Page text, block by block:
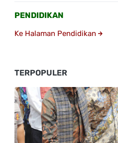
PENDIDIKAN
Ke Halaman Pendidikan
TERPOPULER